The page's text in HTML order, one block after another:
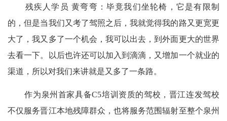
残疾人学员 黄弯弯：毕竟我们坐轮椅，它是有限制
的，但是当我们又考了驾照之后，我就觉得我的路又更宽更
大了，我又多了一个机会，我可以出去，到外面更大的世界
去看一下。以后也许还可以加入到滴滴，又增加一个就业的
渠道，所以对我们来讲就是又多了一条路。
作为泉州首家具备C5培训资质的驾校，晋江连发驾校
不仅服务晋江本地残障群众，也将服务范围辐射至整个泉州